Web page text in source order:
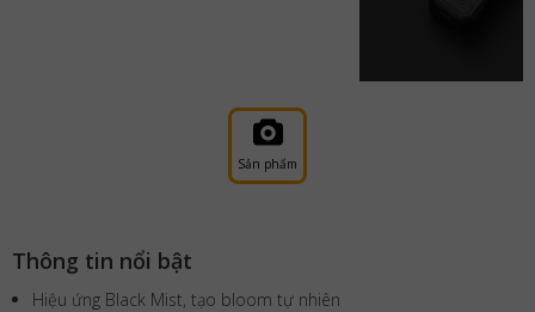
Sản phẩm
Thông tin nổi bật
Hiệu ứng Black Mist, tạo bloom tự nhiên